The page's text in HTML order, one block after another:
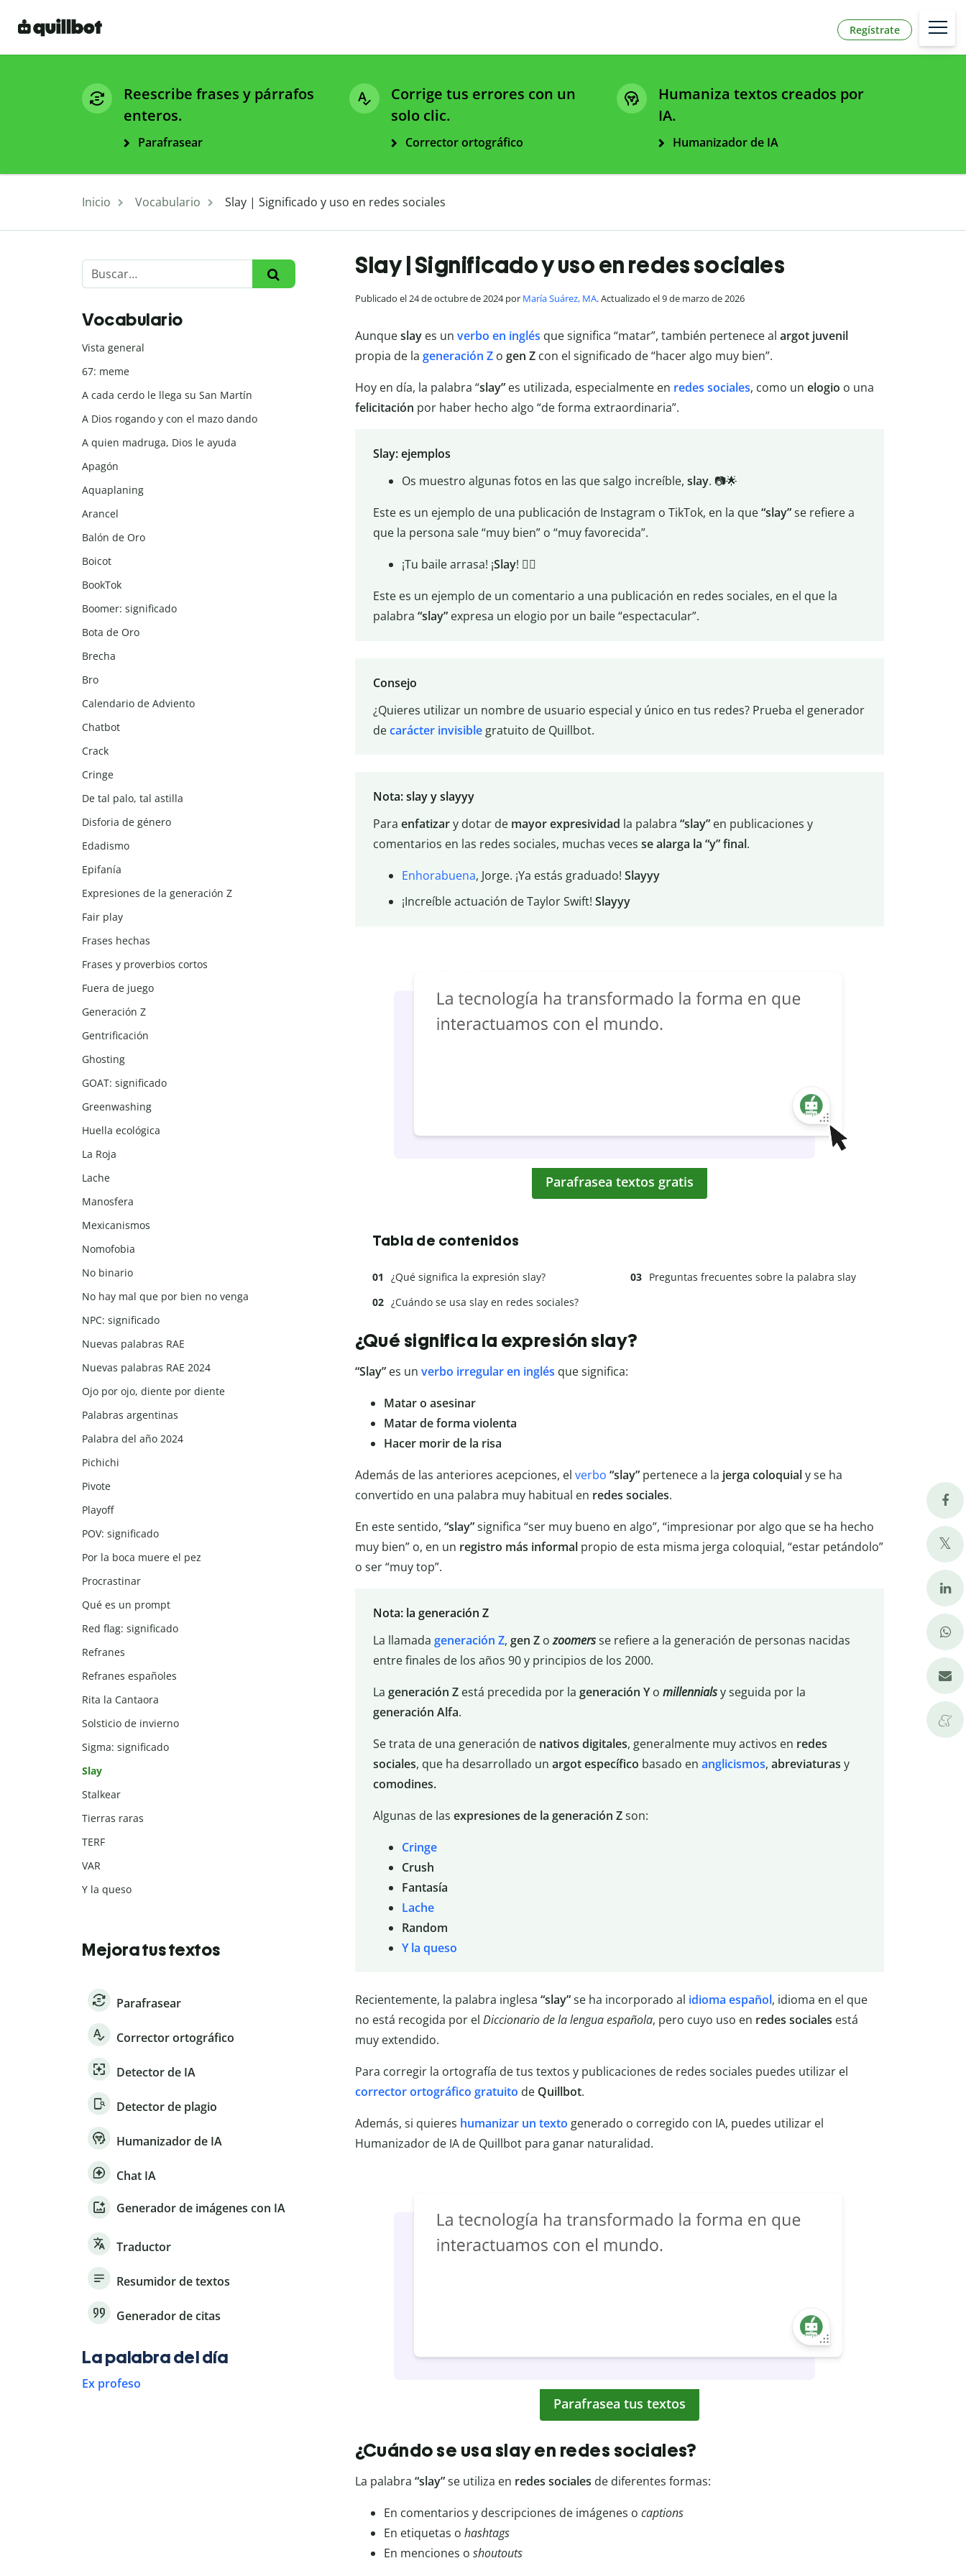
Regístrate
Reescribe frases y párrafos
enteros.
Parafrasear
Corrige tus errores con un
solo clic.
Corrector ortográfico
Humaniza textos creados por
IA.
Humanizador de IA
Inicio Vocabulario Slay | Significado y uso en redes sociales
Slay | Significado y uso en redes sociales
Publicado el 24 de octubre de 2024 por María Suárez, MA. Actualizado el 9 de marzo de 2026
Aunqueslay es un verbo en inglés que significa “matar”, también pertenece al argot juvenil
propia de la generación Z o gen Z con el significado de “hacer algo muy bien”.
Hoy en día, la palabra “slay” es utilizada, especialmente en redes sociales, como un elogio o una
felicitación por haber hecho algo “de forma extraordinaria”.
Slay: ejemplos
Os muestro algunas fotos en las que salgo increíble, slay. 📷🌟
Este es un ejemplo de una publicación de Instagram o TikTok, en la que“slay”se refiere a
que la persona sale “muy bien” o “muy favorecida”.
¡Tu baile arrasa! ¡Slay! ❤️‍🔥
Este es un ejemplo de un comentario a una publicación en redes sociales, en el que la
palabra “slay”expresa un elogio por un baile “espectacular”.
Consejo
¿Quieres utilizar un nombre de usuario especial y único en tus redes? Prueba el generador
decarácter invisiblegratuito de Quillbot.
Nota: slay y slayyy
Para enfatizary dotar de mayorexpresividad la palabra “slay” en publicaciones y
comentarios en las redes sociales, muchas veces se alarga la “y” final.
Enhorabuena, Jorge. ¡Ya estás graduado! Slayyy
¡Increíble actuación de Taylor Swift! Slayyy
Parafrasea textos gratis
Tabla de contenidos
¿Qué significa la expresión slay?
¿Cuándo se usa slay en redes sociales?
Preguntas frecuentes sobre la palabra slay
¿Qué significa la expresión slay?
“Slay” es un verbo irregular en inglés que significa:
Matar o asesinar
Matar de forma violenta
Hacer morir de la risa
Además de las anteriores acepciones, el verbo “slay” pertenece a la jerga coloquialy se ha
convertido en una palabra muy habitual en redes sociales.
En este sentido, “slay”significa “ser muy bueno en algo”, “impresionar por algo que se ha hecho
muy bien” o, en un registro más informal propio de esta misma jerga coloquial, “estar petándolo”
o ser “muy top”.
Nota: la generación Z
La llamada generación Z, gen Z ozoomersse refiere a la generación de personas nacidas
entre finales de los años 90 y principios de los 2000.
La generación Zestá precedida por la generación Yo millennialsy seguida por la
generación Alfa.
Se trata de una generación de nativos digitales, generalmente muy activos en redes
sociales, que ha desarrollado un argotespecífico basado en anglicismos, abreviaturas y
comodines.
Algunas de las expresiones de la generación Zson:
Cringe
Crush
Fantasía
Lache
Random
Y la queso
Recientemente, la palabra inglesa “slay”se ha incorporado al idioma español, idioma en el que
no está recogida por el Diccionario de la lengua española, pero cuyo uso en redes sociales está
muy extendido.
Para corregir la ortografía de tus textos y publicaciones de redes sociales puedes utilizar el
correctorortográfico gratuito de Quillbot.
Además, si quieres humanizar un texto generado o corregido con IA, puedes utilizar el
Humanizador de IA de Quillbot para ganar naturalidad.
Parafrasea tus textos
¿Cuándo se usa slay en redes sociales?
La palabra “slay”se utiliza en redes sociales de diferentes formas:
En comentarios y descripciones de imágenes o captions
En etiquetas o hashtags
En menciones o shoutouts
Vocabulario
Vista general
67: meme
A cada cerdo le llega su San Martín
A Dios rogando y con el mazo dando
A quien madruga, Dios le ayuda
Apagón
Aquaplaning
Arancel
Balón de Oro
Boicot
BookTok
Boomer: significado
Bota de Oro
Brecha
Bro
Calendario de Adviento
Chatbot
Crack
Cringe
De tal palo, tal astilla
Disforia de género
Edadismo
Epifanía
Expresiones de la generación Z
Fair play
Frases hechas
Frases y proverbios cortos
Fuera de juego
Generación Z
Gentrificación
Ghosting
GOAT: significado
Greenwashing
Huella ecológica
La Roja
Lache
Manosfera
Mexicanismos
Nomofobia
No binario
No hay mal que por bien no venga
NPC: significado
Nuevas palabras RAE
Nuevas palabras RAE 2024
Ojo por ojo, diente por diente
Palabras argentinas
Palabra del año 2024
Pichichi
Pivote
Playoff
POV: significado
Por la boca muere el pez
Procrastinar
Qué es un prompt
Red flag: significado
Refranes
Refranes españoles
Rita la Cantaora
Solsticio de invierno
Sigma: significado
Slay
Stalkear
Tierras raras
TERF
VAR
Y la queso
Mejora tus textos
Parafrasear
Corrector ortográfico
Detector de IA
Detector de plagio
Humanizador de IA
Chat IA
Generador de imágenes con IA
Traductor
Resumidor de textos
Generador de citas
La palabra del día
Ex profeso